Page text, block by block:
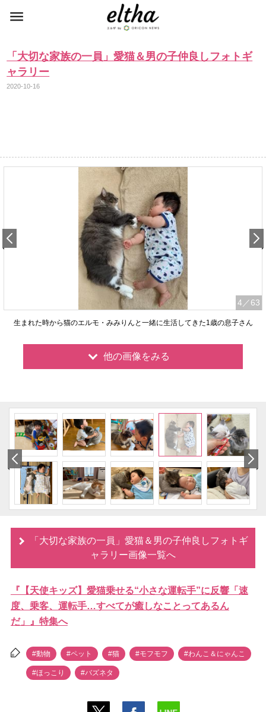
「大切な家族の一員」愛猫＆男の子仲良しフォトギ
ャラリー
2020-10-16
4 ／63
生まれた時から猫のエルモ・みみりんと一緒に生活してきた1歳の息子さん
他の画像をみる
「大切な家族の一員」愛猫＆男の子仲良しフォトギ
ャラリー画像一覧へ
『【天使キッズ】愛猫乗せる“小さな運転手”に反響「速
度、乗客、運転手…すべてが癒しなことってあるん
だ」』特集へ
#動物 #ペット #猫 #モフモフ #わんこ＆にゃんこ
#ほっこり #バズネタ